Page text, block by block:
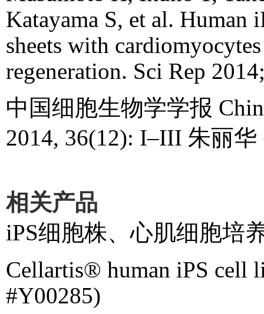
Katayama S, et al. Human
sheets with
regeneration. Sci Rep
中国细胞生物学学报
2014, 36(12): I–III 朱丽华
相关产品
iPS细胞株、心肌细胞培
Cellartis® human iPS cell
#Y00285)